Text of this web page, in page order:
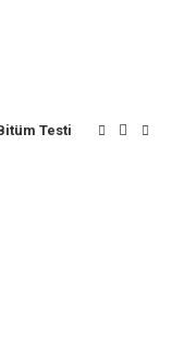
Testi